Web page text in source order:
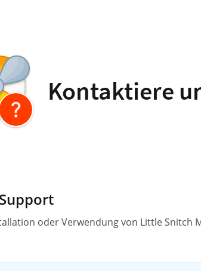
Kontaktiere
oder Verwendung von Little Snitch